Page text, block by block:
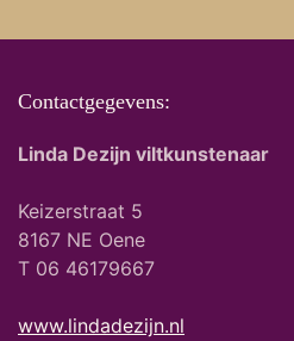
Contactgegevens:
Linda Dezijn viltkunstenaar
Keizerstraat 5
8167 NE Oene
T 06 46179667
www.lindadezijn.nl